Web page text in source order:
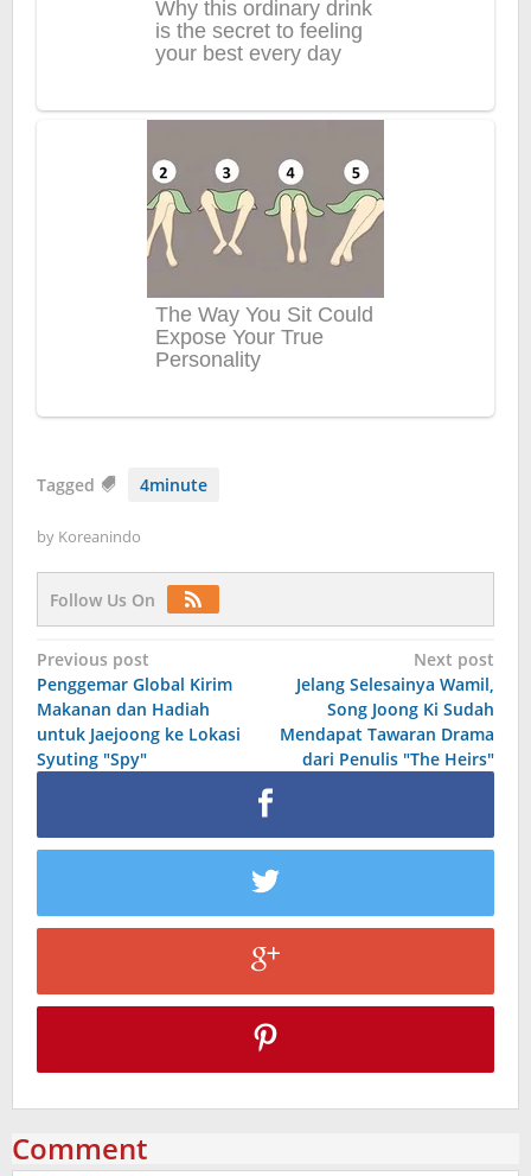
Tagged 4minute
by Koreanindo
Follow Us On
Post
navigation
Previous post
Penggemar Global Kirim
Makanan dan Hadiah
untuk Jaejoong ke Lokasi
Syuting "Spy"
Next post
Jelang Selesainya Wamil,
Song Joong Ki Sudah
Mendapat Tawaran Drama
dari Penulis "The Heirs"
Comment